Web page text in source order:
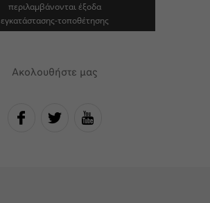
περιλαμβάνονται έξοδα
εγκατάστασης-τοποθέτησης
Ακολουθήστε μας